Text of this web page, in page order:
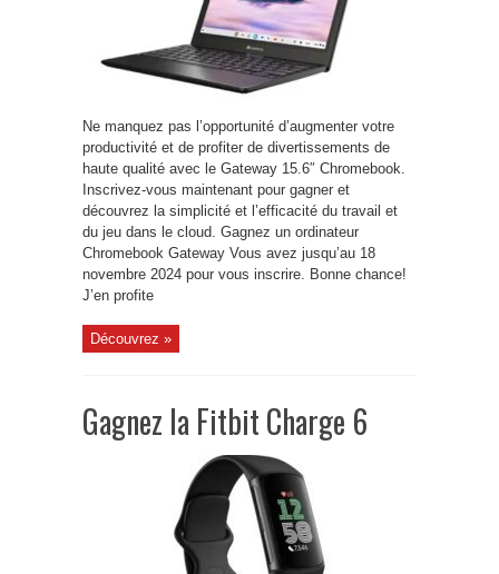
Ne manquez pas l’opportunité d’augmenter votre
productivité et de profiter de divertissements de
haute qualité avec le Gateway 15.6″ Chromebook.
Inscrivez-vous maintenant pour gagner et
découvrez la simplicité et l’efficacité du travail et
du jeu dans le cloud. Gagnez un ordinateur
Chromebook Gateway Vous avez jusqu’au 18
novembre 2024 pour vous inscrire. Bonne chance!
J’en profite
Découvrez »
Gagnez la Fitbit Charge 6